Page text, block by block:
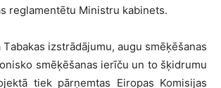
reglamentētu Ministru kabinets.
izstrādājumu, augu smēķēšanas
smēķēšanas ierīču un to šķidrumu
tiek pārņemtas Eiropas Komisijas